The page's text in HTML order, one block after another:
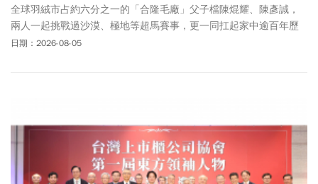
全球羽絨市占約六分之一的「合隆毛廠」父子檔陳焜耀、陳彥誠，
兩人一起挑戰過沙漠、極地等超馬賽事，更一同扛起家中逾百年歷
史的龐大家業。他們長得不像、個性也不同，卻在碰撞中學會陪伴
日期：2026-08-05